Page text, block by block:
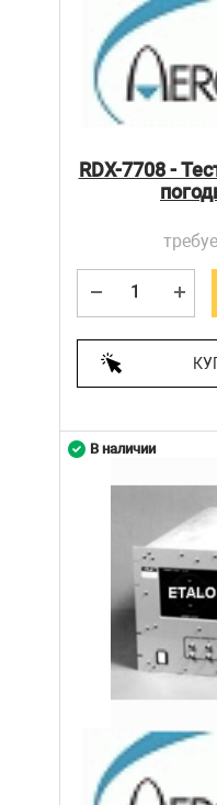
RDX-7708 -
В наличии